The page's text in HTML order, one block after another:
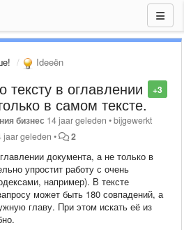
Ideeën
+3
тексту в оглавлении
в самом тексте.
бизнес 14 jaar geleden •bijgewerkt
jaar geleden • 2
документа, а не только в
упростит работу с очень
например). В тексте
может быть 180 совпадений, а
главу. При этом искать её из